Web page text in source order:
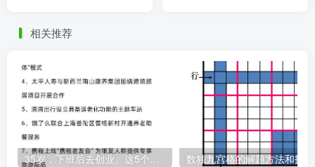
相关推荐
35岁，下班后去创业。这5个银发经济的小赛道，真的很适合普通人。